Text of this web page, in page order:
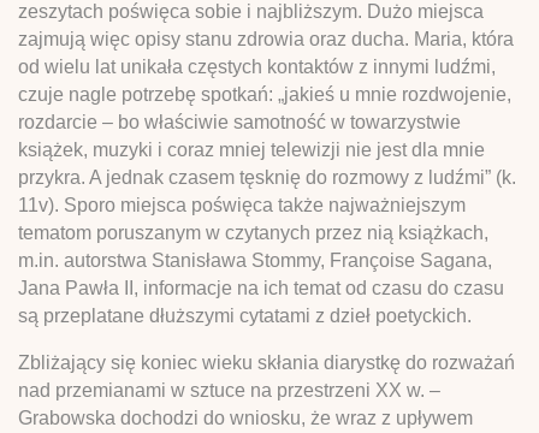
zeszytach poświęca sobie i najbliższym. Dużo miejsca
zajmują więc opisy stanu zdrowia oraz ducha. Maria, która
od wielu lat unikała częstych kontaktów z innymi ludźmi,
czuje nagle potrzebę spotkań: „jakieś u mnie rozdwojenie,
rozdarcie – bo właściwie samotność w towarzystwie
książek, muzyki i coraz mniej telewizji nie jest dla mnie
przykra. A jednak czasem tęsknię do rozmowy z ludźmi” (k.
11v). Sporo miejsca poświęca także najważniejszym
tematom poruszanym w czytanych przez nią książkach,
m.in. autorstwa Stanisława Stommy, Françoise Sagana,
Jana Pawła II, informacje na ich temat od czasu do czasu
są przeplatane dłuższymi cytatami z dzieł poetyckich.
Zbliżający się koniec wieku skłania diarystkę do rozważań
nad przemianami w sztuce na przestrzeni XX w. –
Grabowska dochodzi do wniosku, że wraz z upływem